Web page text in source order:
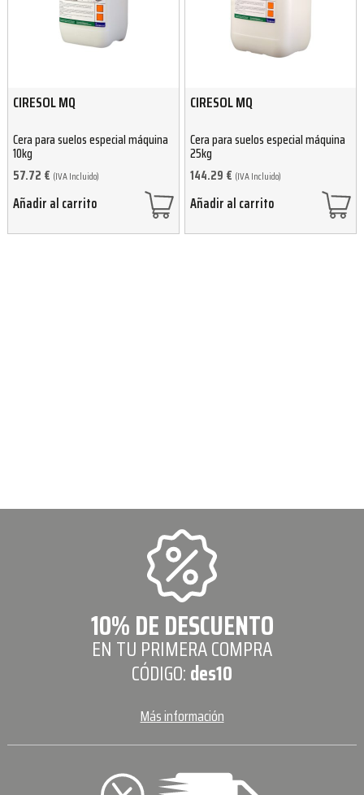
CIRESOL MQ
Cera para suelos especial máquina
10kg
57.72 € (IVA Incluido)
Añadir al carrito
CIRESOL MQ
Cera para suelos especial máquina
25kg
144.29 € (IVA Incluido)
Añadir al carrito
10% DE DESCUENTO
EN TU PRIMERA COMPRA
CÓDIGO:des10
Más información